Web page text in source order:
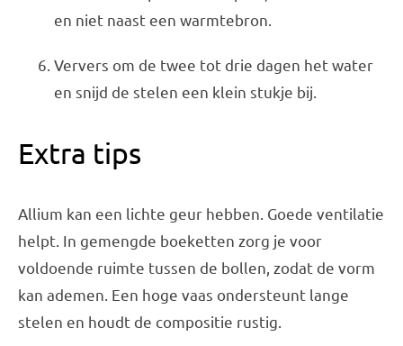
en niet naast een warmtebron.
Ververs om de twee tot drie dagen het water
en snijd de stelen een klein stukje bij.
Extra tips
Allium kan een lichte geur hebben. Goede ventilatie
helpt. In gemengde boeketten zorg je voor
voldoende ruimte tussen de bollen, zodat de vorm
kan ademen. Een hoge vaas ondersteunt lange
stelen en houdt de compositie rustig.